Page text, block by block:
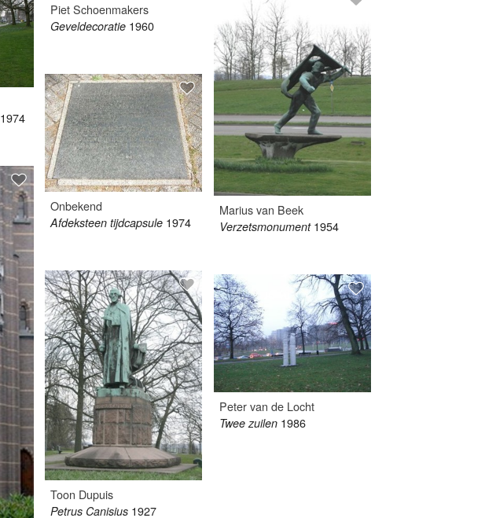
Piet Schoenmakers
Geveldecoratie 1960
1974
Marius van Beek
Verzetsmonument 1954
Onbekend
Afdeksteen tijdcapsule 1974
Toon Dupuis
Petrus Canisius 1927
Peter van de Locht
Twee zuilen 1986